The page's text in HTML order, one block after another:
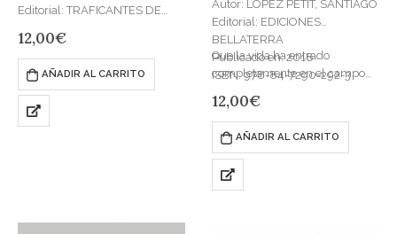
Editorial: TRAFICANTES DE
Publicado en: 2014
ISBN: 978-84-96453-39-5
12,00€
AÑADIR AL CARRITO
Autor: LÓPEZ PETIT, SANTIAGO
Editorial: EDICIONES
BELLATERRA
Publicado en: 2018
ISBN: 978-84-7290-292-3
Que la vida ha entrado
completamente en el campo
menos, que la vida se ha
convertido…
12,00€
AÑADIR AL CARRITO